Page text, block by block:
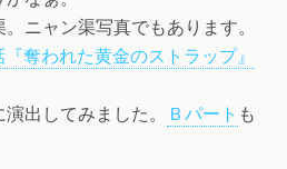
ニャン渠写真でもあります。
奪われた黄金のストラップ』
出してみました。
Ｂパート も